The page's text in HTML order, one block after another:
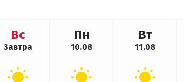
Вс
Завтра
Пн
10.08
Вт
11.08